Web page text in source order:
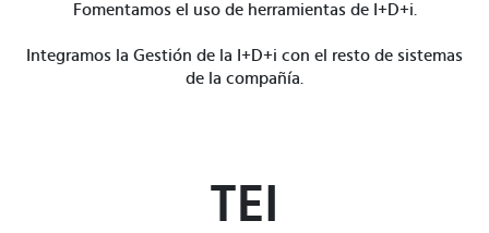
Fomentamos el uso de herramientas de I+D+i.
Integramos la Gestión de la I+D+i con el resto de sistemas
de la compañía.
TEI